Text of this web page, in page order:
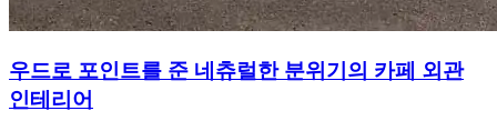
우드로 포인트를 준 네츄럴한 분위기의 카페 외관
인테리어